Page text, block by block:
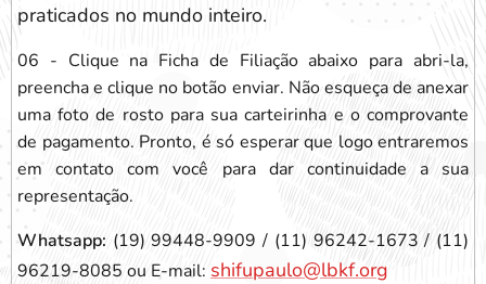
praticados no mundo inteiro.
06 - Clique na Ficha de Filiação abaixo para abri-la,
preencha e clique no botão enviar. Não esqueça de anexar
uma foto de rosto para sua carteirinha e o comprovante
de pagamento. Pronto, é só esperar que logo entraremos
em contato com você para dar continuidade a sua
representação.
Whatsapp: (19) 99448-9909 / (11) 96242-1673 / (11)
96219-8085 ou E-mail: shifupaulo@lbkf.org